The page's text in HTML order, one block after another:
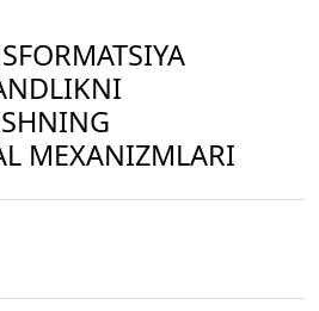
MEXANIZMLARI